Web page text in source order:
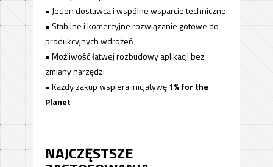
• Jeden dostawca i wspólne wsparcie techniczne
• Stabilne i komercyjne rozwiązanie gotowe do
produkcyjnych wdrożeń
• Możliwość łatwej rozbudowy aplikacji bez
zmiany narzędzi
• Każdy zakup wspiera inicjatywę1% for the
Planet
NAJCZĘSTSZE